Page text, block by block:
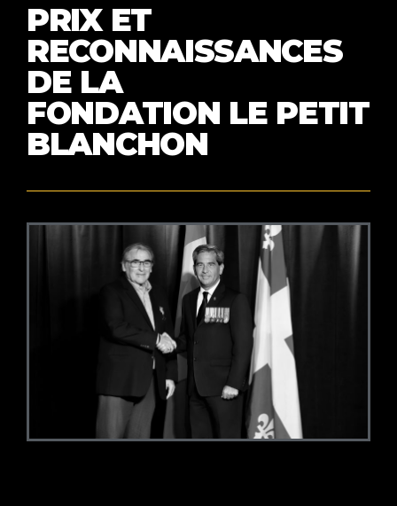
PRIX ET
RECONNAISSANCES
DE LA
FONDATION LE PETIT
BLANCHON​